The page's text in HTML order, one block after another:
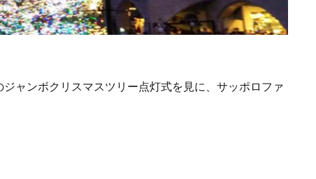
ャンボクリスマスツリー点灯式を見に、サッポロファ